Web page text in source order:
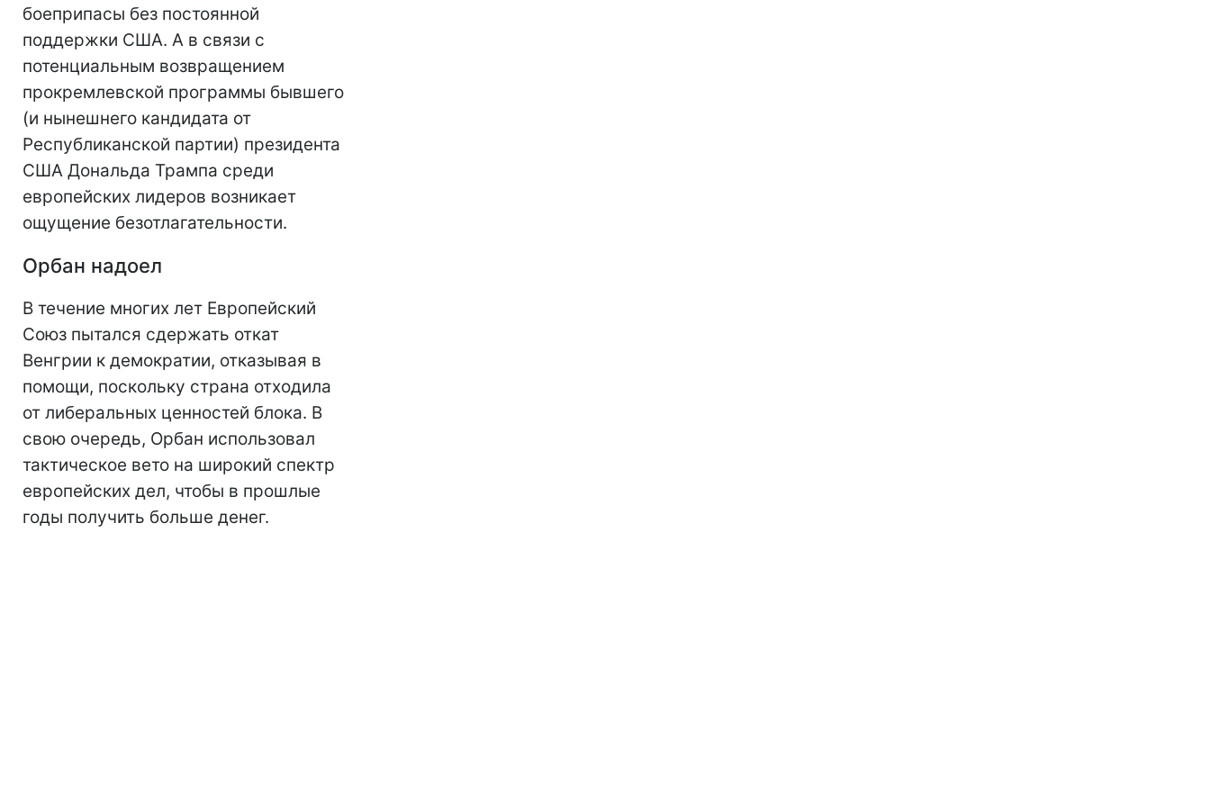
боеприпасы без постоянной
поддержки США. А в связи с
потенциальным возвращением
прокремлевской программы бывшего
(и нынешнего кандидата от
Республиканской партии) президента
США Дональда Трампа среди
европейских лидеров возникает
ощущение безотлагательности.
Орбан надоел
В течение многих лет Европейский
Союз пытался сдержать откат
Венгрии к демократии, отказывая в
помощи, поскольку страна отходила
от либеральных ценностей блока. В
свою очередь, Орбан использовал
тактическое вето на широкий спектр
европейских дел, чтобы в прошлые
годы получить больше денег.